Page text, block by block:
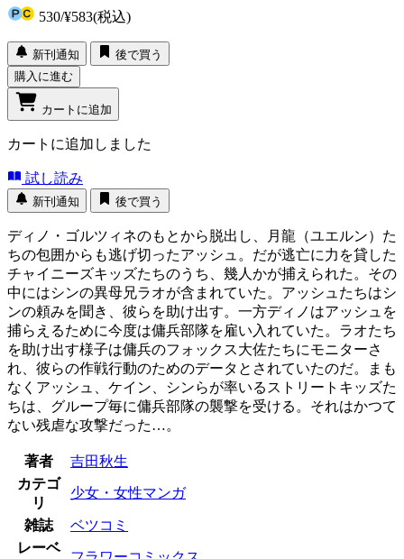
530/¥583(税込)
新刊通知
後で買う
購入に進む
カートに追加
カートに追加しました
試し読み
新刊通知 後で買う
ディノ・ゴルツィネのもとから脱出し、月龍（ユエルン）た
ちの包囲からも逃げ切ったアッシュ。だが逃亡に力を貸した
チャイニーズキッズたちのうち、幾人かが捕えられた。その
中にはシンの異母兄ラオが含まれていた。アッシュたちはシ
ンの頼みを聞き、彼らを助け出す。一方ディノはアッシュを
捕らえるために今度は傭兵部隊を雇い入れていた。ラオたち
を助け出す様子は傭兵のフォックス大佐たちにモニターさ
れ、彼らの作戦行動のためのデータとされていたのだ。まも
なくアッシュ、ケイン、シンらが率いるストリートキッズた
ちは、グループ毎に傭兵部隊の襲撃を受ける。それはかつて
ない残虐な攻撃だった…。
著者
吉田秋生
カテゴ
リ
少女・女性マンガ
雑誌
ベツコミ
レーベ